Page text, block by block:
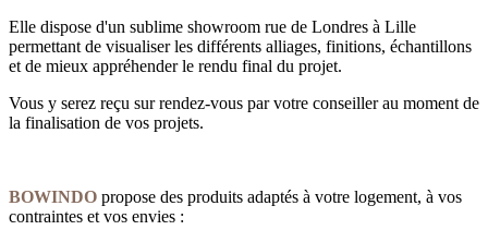
Elle dispose d'un sublime showroom rue de Londres à Lille
permettant de visualiser les différents alliages, finitions, échantillons
et de mieux appréhender le rendu final du projet.
Vous y serez reçu sur rendez-vous par votre conseiller au moment de
la finalisation de vos projets.
BOWINDO propose des produits adaptés à votre logement, à vos
contraintes et vos envies :